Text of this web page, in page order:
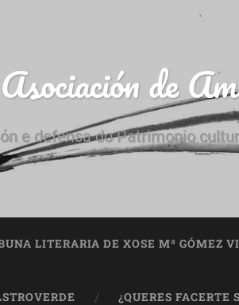
Asociación de
e defensa do Patrimonio
LITERARIA DE XOSE Mª GÓMEZ
¿QUERES FACERTE